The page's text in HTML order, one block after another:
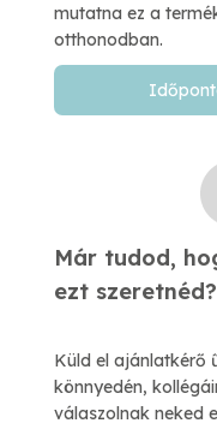
mutatna ez a
otthonodban.
Már tudod,
​ezt szeretnéd?
Küld el ajánlatkérő
könnyedén,
válaszolnak neked